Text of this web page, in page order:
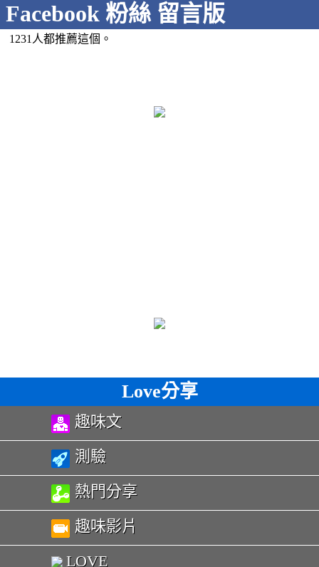
Facebook 粉絲 留言版
1231人都推薦這個。
Love分享
趣味文
測驗
熱門分享
趣味影片
LOVE